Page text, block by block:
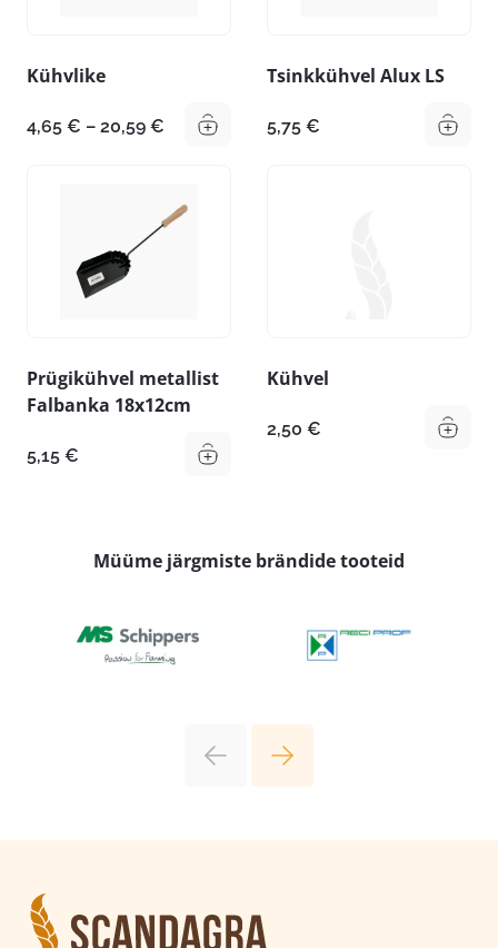
Kühvlike
4,65 € – 20,59 € Hinnavahemik:
Tsinkkühvel Alux LS
5,75 €
Prügikühvel metallist
Falbanka 18x12cm
5,15 €
Kühvel
2,50 €
Müüme järgmiste brändide tooteid